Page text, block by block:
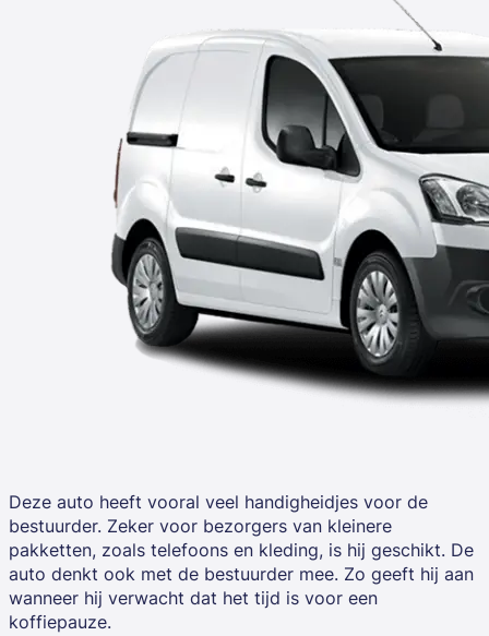
Deze auto heeft vooral veel handigheidjes voor de
bestuurder. Zeker voor bezorgers van kleinere
pakketten, zoals telefoons en kleding, is hij geschikt. De
auto denkt ook met de bestuurder mee. Zo geeft hij aan
wanneer hij verwacht dat het tijd is voor een
koffiepauze.